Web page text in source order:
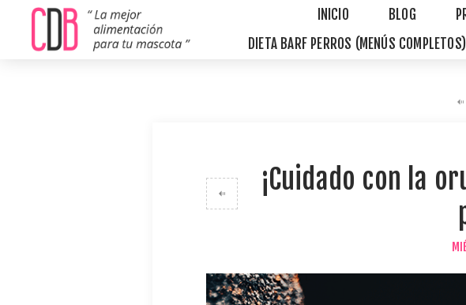
INICIO BLOG
DIETA BARF PERROS (MENÚS COMPLETOS)
¡Cuidado con la